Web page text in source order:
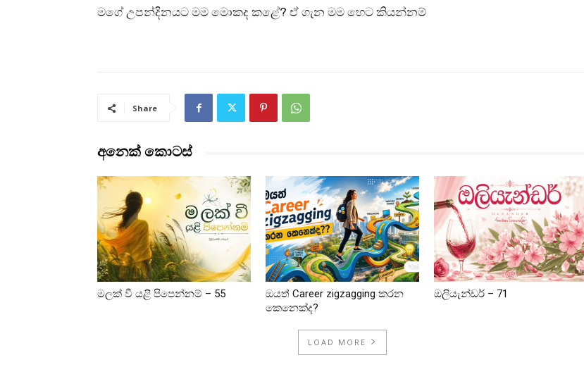
මගේ උපන්දිනයට මම මොකද කළේ? ඒ ගැන මම හෙට කියන්නම්
Share
අනෙක් කොටස්
මලක් වී යළි පිපෙන්නම් – 55
ඔයත් Career zigzagging කරන
කෙනෙක්ද?
ඔලියැන්ඩර් – 71
LOAD MORE